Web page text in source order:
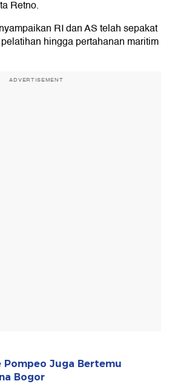
Retno.
RI dan AS telah sepakat
hingga pertahanan maritim
ADVERTISEMENT
Pompeo Juga Bertemu
Bogor